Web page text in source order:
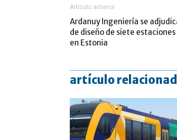
Artículo anterior
Ardanuy Ingeniería se
de diseño de siete
en Estonia
artículo